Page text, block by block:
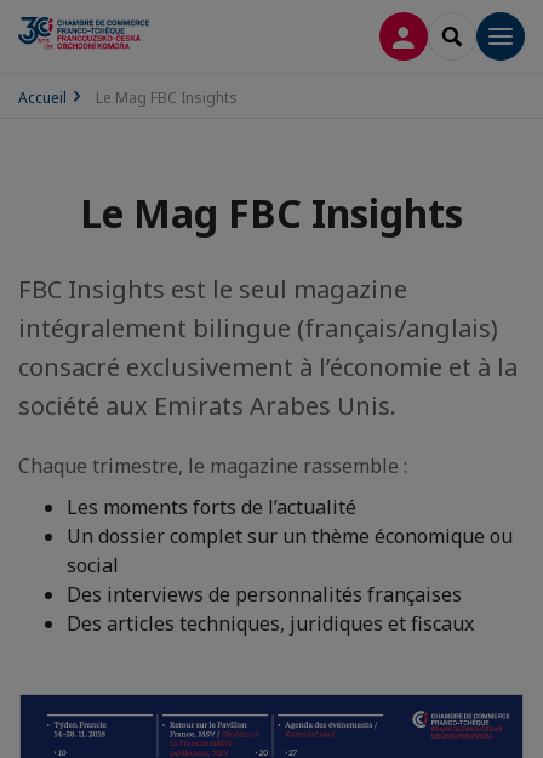
CONNEXION
Accueil Le Mag FBC Insights
Le Mag FBC Insights
FBC Insights est le seul magazine
intégralement bilingue (français/anglais)
consacré exclusivement à l’économie et à la
société aux Emirats Arabes Unis.
Chaque trimestre, le magazine rassemble :
Les moments forts de l’actualité
Un dossier complet sur un thème économique ou
social
Des interviews de personnalités françaises
Des articles techniques, juridiques et fiscaux